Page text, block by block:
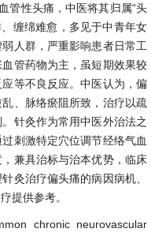
管性头痛，中医将其归属“头
、缠绵难愈，多见于中青年女
人群，严重影响患者日常工
管药物为主，虽短期效果较
等不良反应。中医认为，偏
、脉络瘀阻所致，治疗以疏
针灸作为常用中医外治法之
刺激特定穴位调节经络气血
兼具治标与治本优势，临床
灸治疗偏头痛的病因病机、
提供参考。
chronic neurovascular